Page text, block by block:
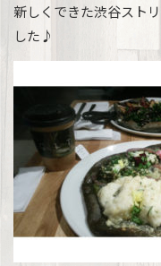
新しくできた渋谷スト
した♪